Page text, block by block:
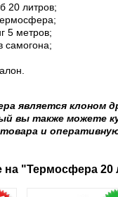
20 литров;
5 метров;
самогона;
является клоном
вы также можете
и
на "Термосфера 20